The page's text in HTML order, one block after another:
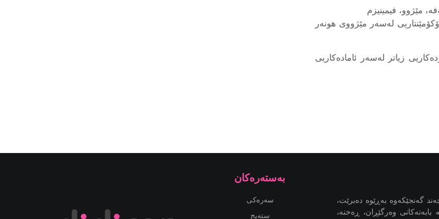
لەسەر مێژووی هونەر
زیاتر لەسەر ئامادەکاریی
به‌سته‌ره‌كان
سەرەکی
ستەیج
گەنجێكه‌وه‌ بەڕێوە دەبرێت،
وەرگێڕان، ڕەخنە،